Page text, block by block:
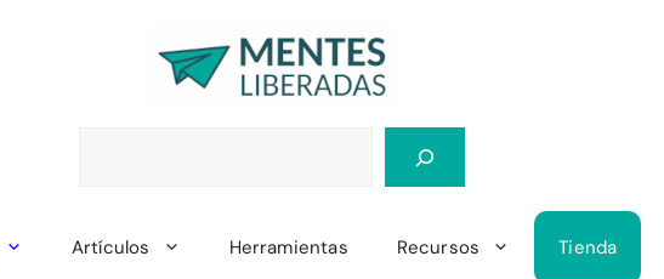
Artículos Herramientas Recursos Tienda